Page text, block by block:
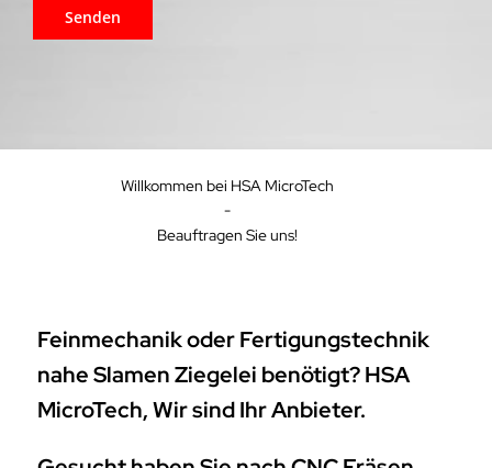
Willkommen bei HSA MicroTech
-
Beauftragen Sie uns!
Feinmechanik oder Fertigungstechnik
nahe Slamen Ziegelei benötigt? HSA
MicroTech, Wir sind Ihr Anbieter.